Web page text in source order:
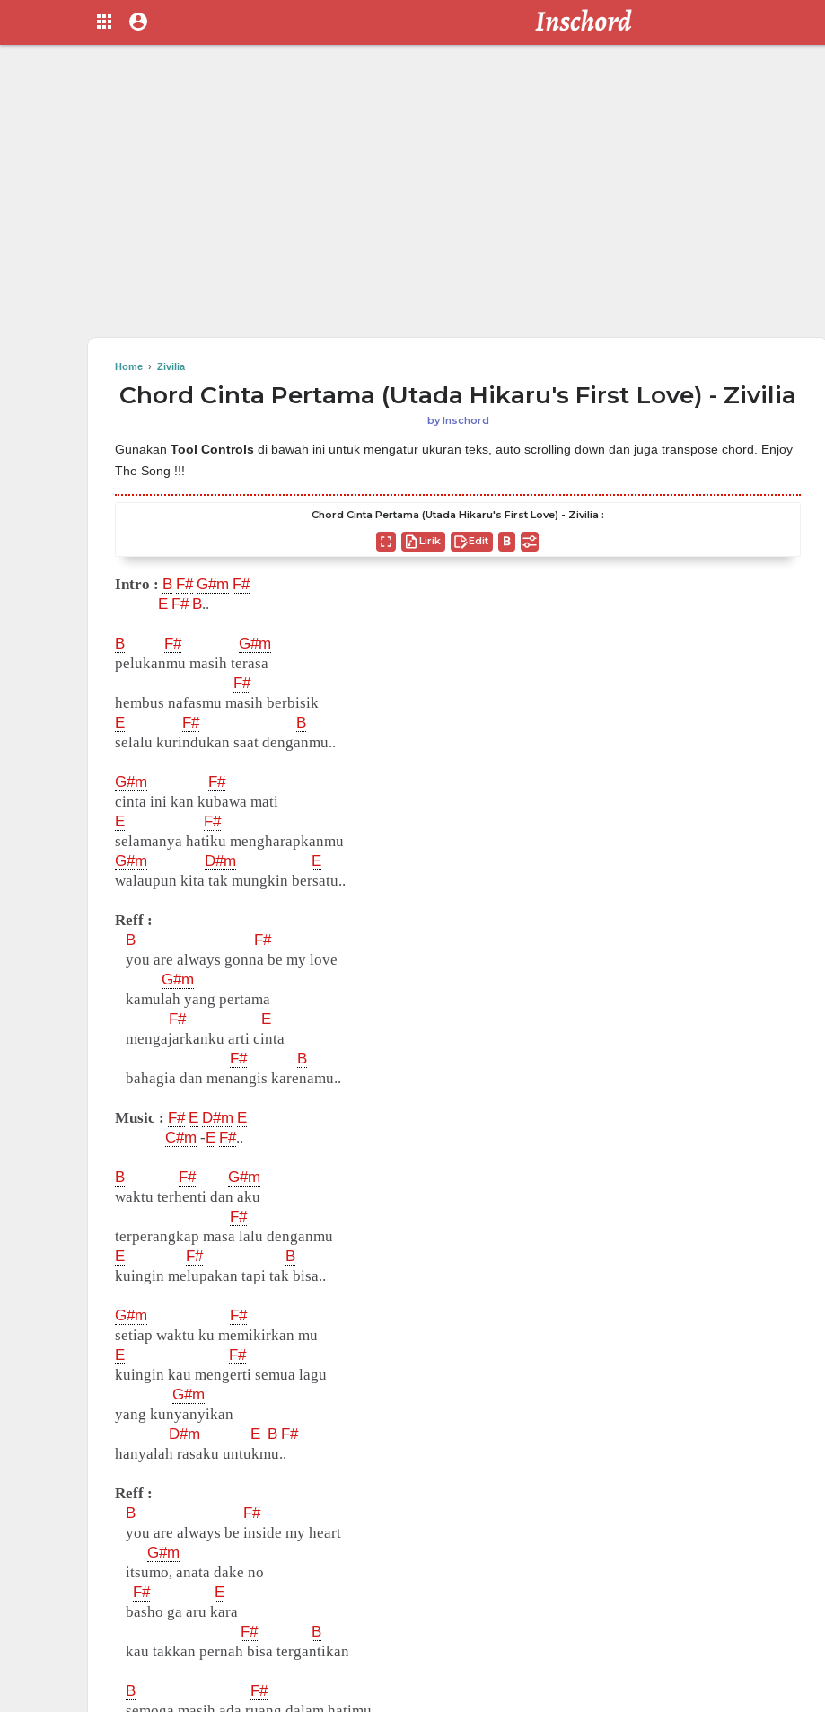
Home › Zivilia
Chord Cinta Pertama (Utada Hikaru's First Love) - Zivilia
byInschord
Gunakan Tool Controls di bawah ini untuk mengatur ukuran teks, auto scrolling down dan juga transpose chord. Enjoy
The Song !!!
Chord Cinta Pertama (Utada Hikaru's First Love) - Zivilia :
Lirik Edit
Intro : B F# G#m F#
E F# B..
B F#
G#m
pelukanmu masih terasa
F#
hembus nafasmu masih berbisik
E
F#
B
selalu kurindukan saat denganmu..
G#m
F#
cinta ini kan kubawa mati
E
F#
selamanya hatiku mengharapkanmu
G#m
D#m
E
walaupun kita tak mungkin bersatu..
Reff :
B
F#
you are always gonna be my love
G#m
kamulah yang pertama
F#
E
mengajarkanku arti cinta
F#
B
bahagia dan menangis karenamu..
Music : F# E D#m E
C#m -E F#..
B F#
G#m
waktu terhenti dan aku
F#
terperangkap masa lalu denganmu
E
F#
B
kuingin melupakan tapi tak bisa..
G#m
F#
setiap waktu ku memikirkan mu
E
F#
kuingin kau mengerti semua lagu
G#m
yang kunyanyikan
D#m
E B F#
hanyalah rasaku untukmu..
Reff :
B
F#
you are always be inside my heart
G#m
itsumo, anata dake no
F#
E
basho ga aru kara
F#
B
kau takkan pernah bisa tergantikan
B
F#